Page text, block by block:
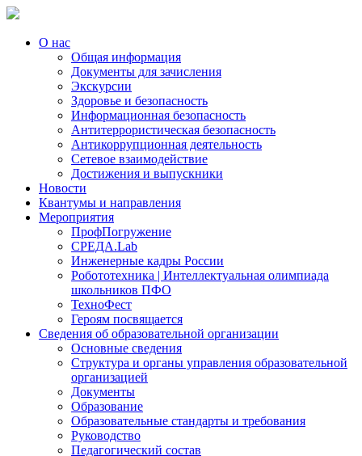
О нас
Общая информация
Документы для зачисления
Экскурсии
Здоровье и безопасность
Информационная безопасность
Антитеррористическая безопасность
Антикоррупционная деятельность
Сетевое взаимодействие
Достижения и выпускники
Новости
Квантумы и направления
Мероприятия
ПрофПогружение
СРЕДА.Lab
Инженерные кадры России
Робототехника | Интеллектуальная олимпиада
школьников ПФО
ТехноФест
Героям посвящается
Сведения об образовательной организации
Основные сведения
Структура и органы управления образовательной
организацией
Документы
Образование
Образовательные стандарты и требования
Руководство
Педагогический состав